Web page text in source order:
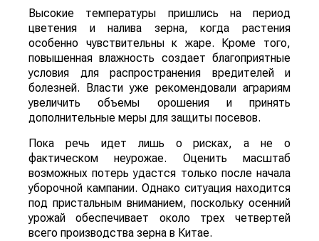
Высокие температуры пришлись на период
цветения и налива зерна, когда растения
особенно чувствительны к жаре. Кроме того,
повышенная влажность создает благоприятные
условия для распространения вредителей и
болезней. Власти уже рекомендовали аграриям
увеличить объемы орошения и принять
дополнительные меры для защиты посевов.
Пока речь идет лишь о рисках, а не о
фактическом неурожае. Оценить масштаб
возможных потерь удастся только после начала
уборочной кампании. Однако ситуация находится
под пристальным вниманием, поскольку осенний
урожай обеспечивает около трех четвертей
всего производства зерна в Китае.